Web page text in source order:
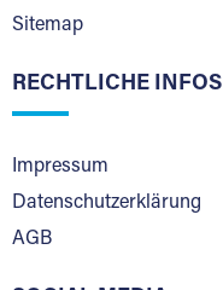
Sitemap
RECHTLICHE INFOS
Impressum
Datenschutzerklärung
AGB